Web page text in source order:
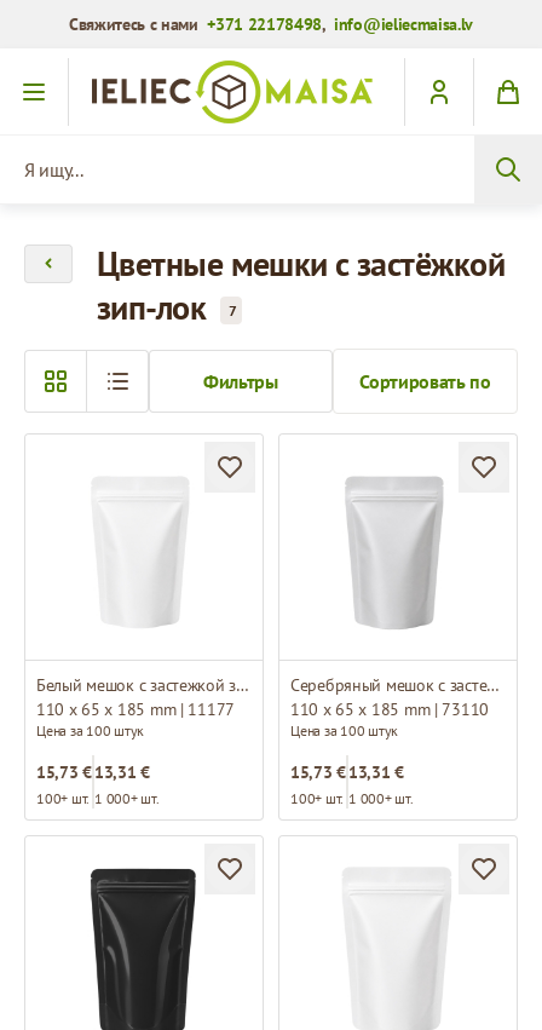
Свяжитесь с нами+371 22178498,info@ieliecmaisa.lv
Перейти к содержимому
Цветные мешки с застёжкой
зип-лок
7
Сортировать по
Фильтры
Белый мешок с застежкой зип-лок
110 x 65 x 185 mm | 11177
Цена за 100 штук
15,73 €
100+ шт.
13,31 €
1 000+ шт.
Серебряный мешок с застежкой зип-лок
110 x 65 x 185 mm | 73110
Цена за 100 штук
15,73 €
100+ шт.
13,31 €
1 000+ шт.